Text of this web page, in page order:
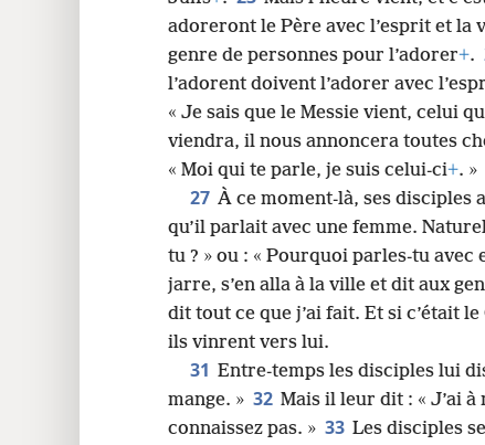
adoreront le Père avec l’esprit et la
genre de personnes pour l’adorer+.
l’adorent doivent l’adorer avec
« Je sais que le Messie vient, celui
viendra, il nous annoncera toutes
« Moi qui te parle, je suis celui-ci+. »
27 À ce moment-là, ses
qu’il parlait avec une femme.
tu ? » ou : « Pourquoi parles-tu avec
jarre, s’en alla à la ville et dit aux
dit tout ce que j’ai fait. Et si c’était le
ils vinrent vers lui.
31 Entre-temps les disciples lui
mange. » 32 Mais il leur dit : « J’ai
connaissez pas. » 33 Les disciples